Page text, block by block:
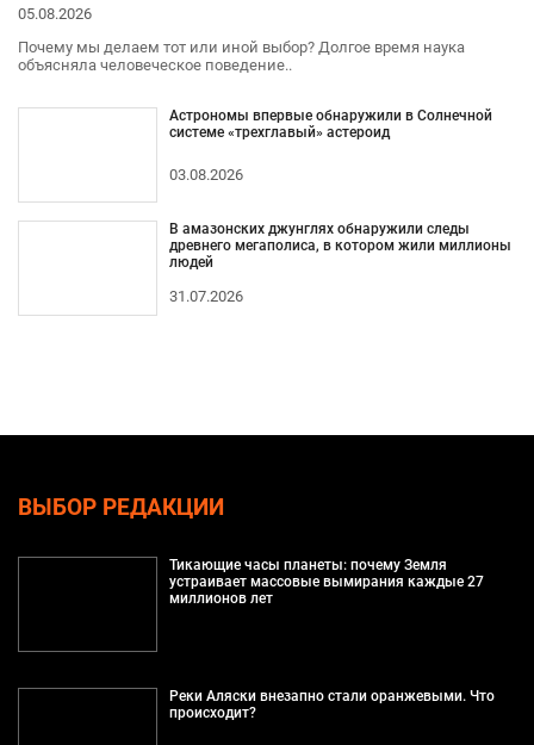
05.08.2026
Почему мы делаем тот или иной выбор? Долгое время наука
объясняла человеческое поведение..
Астрономы впервые обнаружили в Солнечной
системе «трехглавый» астероид
03.08.2026
В амазонских джунглях обнаружили следы
древнего мегаполиса, в котором жили миллионы
людей
31.07.2026
ВЫБОР РЕДАКЦИИ
Тикающие часы планеты: почему Земля
устраивает массовые вымирания каждые 27
миллионов лет
Реки Аляски внезапно стали оранжевыми. Что
происходит?